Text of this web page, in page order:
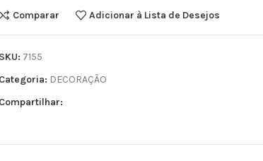
Comparar Adicionar à Lista de Desejos
SKU: 7155
Categoria: DECORAÇÃO
Compartilhar: